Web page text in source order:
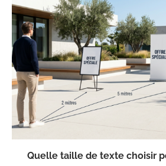
Quelle taille de texte choisir